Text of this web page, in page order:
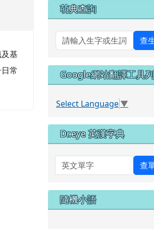
基
常
萌典查詢
查
Google網站翻譯工具列
Select Language▼
Dr.eye 英漢字典
英文單字 查
隨機小語